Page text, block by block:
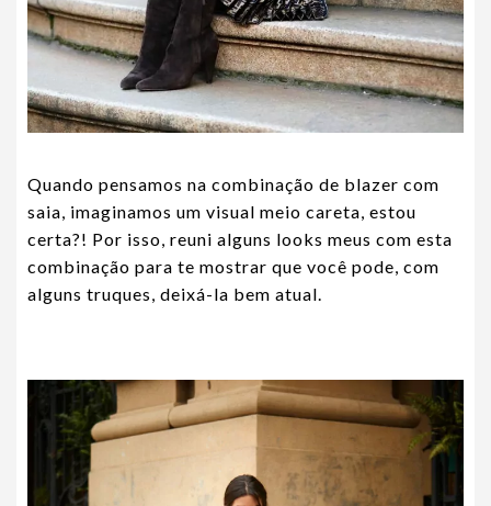
Quando pensamos na combinação de blazer com
saia, imaginamos um visual meio careta, estou
certa?! Por isso, reuni alguns looks meus com esta
combinação para te mostrar que você pode, com
alguns truques, deixá-la bem atual.